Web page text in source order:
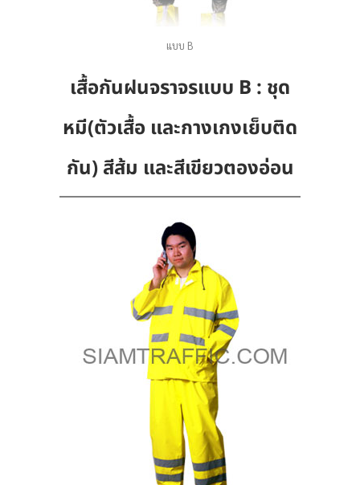
แบบ B
เสื้อกันฝนจราจรแบบ B : ชุด
หมี(ตัวเสื้อ และกางเกงเย็บติด
กัน) สีส้ม และสีเขียวตองอ่อน